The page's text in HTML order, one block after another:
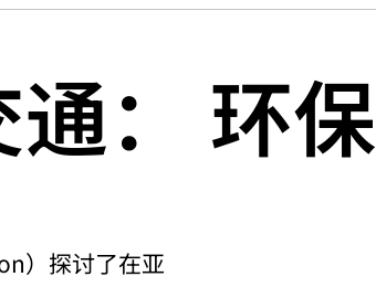
： 环保
）探讨了在亚